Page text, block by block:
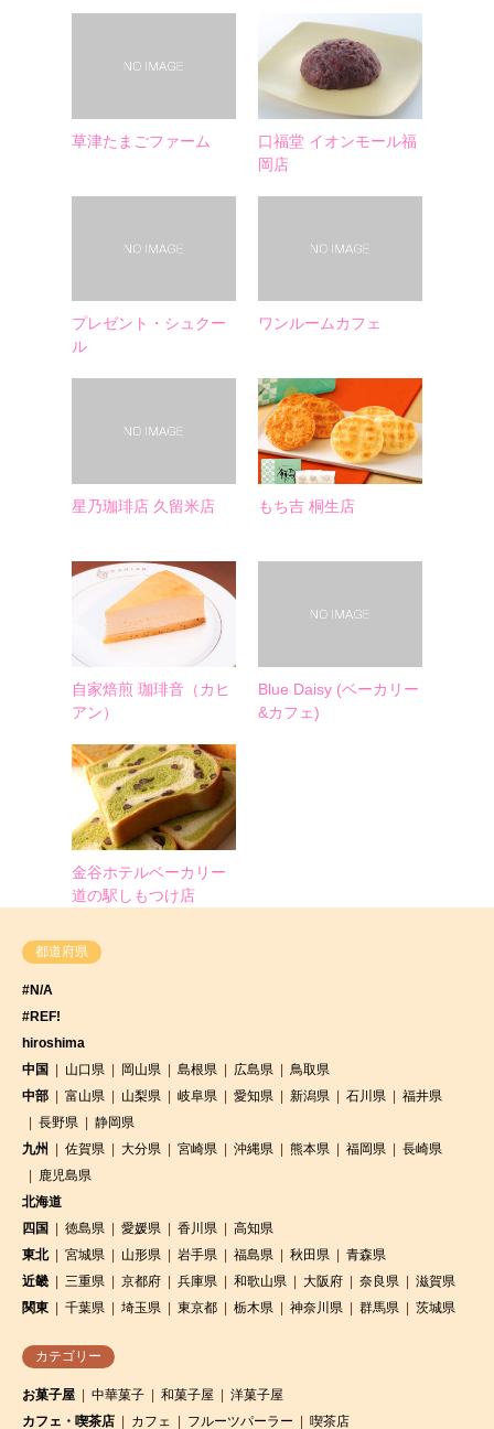
草津たまごファーム
口福堂 イオンモール福
岡店
プレゼント・シュクー
ル
ワンルームカフェ
星乃珈琲店 久留米店 もち吉 桐生店
自家焙煎 珈琲音（カヒ
アン）
Blue Daisy (ベーカリー
&カフェ)
金谷ホテルベーカリー
道の駅しもつけ店
都道府県
#N/A
#REF!
hiroshima
中国
山口県 岡山県 島根県 広島県
鳥取県
中部
富山県 山梨県 岐阜県 愛知県 新潟県 石川県
福井県
長野県
静岡県
九州
佐賀県 大分県 宮崎県 沖縄県 熊本県 福岡県
長崎県
鹿児島県
北海道
四国
徳島県 愛媛県 香川県
高知県
東北
宮城県 山形県 岩手県 福島県 秋田県
青森県
近畿
三重県 京都府 兵庫県 和歌山県 大阪府 奈良県
滋賀県
関東
千葉県 埼玉県 東京都 栃木県 神奈川県 群馬県 茨城県
カテゴリー
お菓子屋 中華菓子 和菓子屋
洋菓子屋
カフェ・喫茶店
カフェ フルーツパーラー 喫茶店